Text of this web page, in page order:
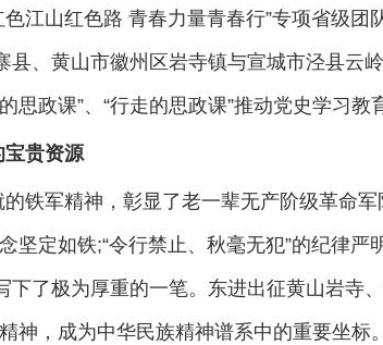
江山红色路 青春力量青春行”专项省级团
县、黄山市徽州区岩寺镇与宣城市泾县云
思政课”、“行走的思政课”推动党史学习教
宝贵资源
铁军精神，彰显了老一辈无产阶级革命
坚定如铁;“令行禁止、秋毫无犯”的纪律严
下了极为厚重的一笔。东进出征黄山岩寺
神，成为中华民族精神谱系中的重要坐标。